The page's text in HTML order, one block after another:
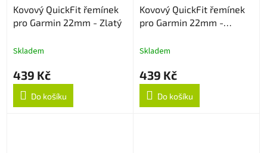
Kovový QuickFit řemínek
pro Garmin 22mm - Zlatý
Skladem
439 Kč
Do košíku
Kovový QuickFit řemínek
pro Garmin 22mm -
Skladem
439 Kč
Do košíku